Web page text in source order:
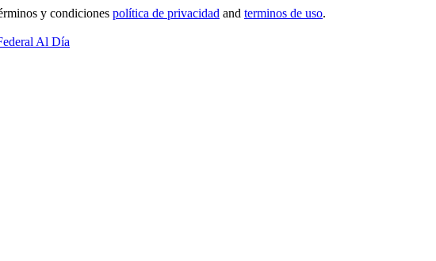
y condiciones política de privacidad and terminos de uso.